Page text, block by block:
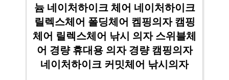
늄 네이처하이크 체어 네이처하이크
릴렉스체어 폴딩체어 켐핑의자 캠핑
체어 릴렉스체어 낚시 의자 스위블체
어 경량 휴대용 의자 경량 캠핑의자
네이처하이크 커밋체어 낚시의자